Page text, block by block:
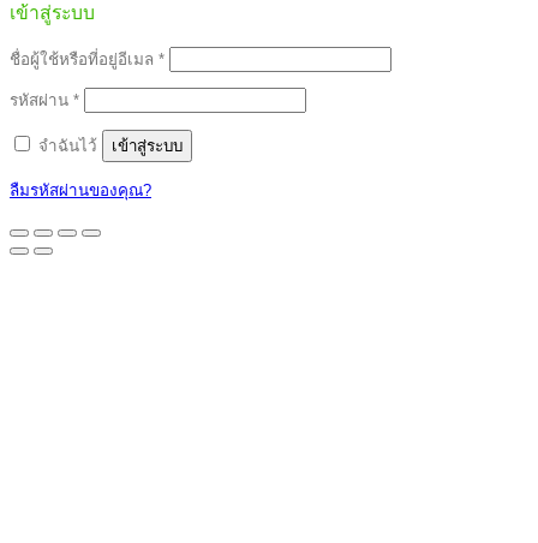
เข้าสู่ระบบ
ชื่อผู้ใช้หรือที่อยู่อีเมล *ต้องการ
รหัสผ่าน *ต้องการ
จำฉันไว้ เข้าสู่ระบบ
ลืมรหัสผ่านของคุณ?